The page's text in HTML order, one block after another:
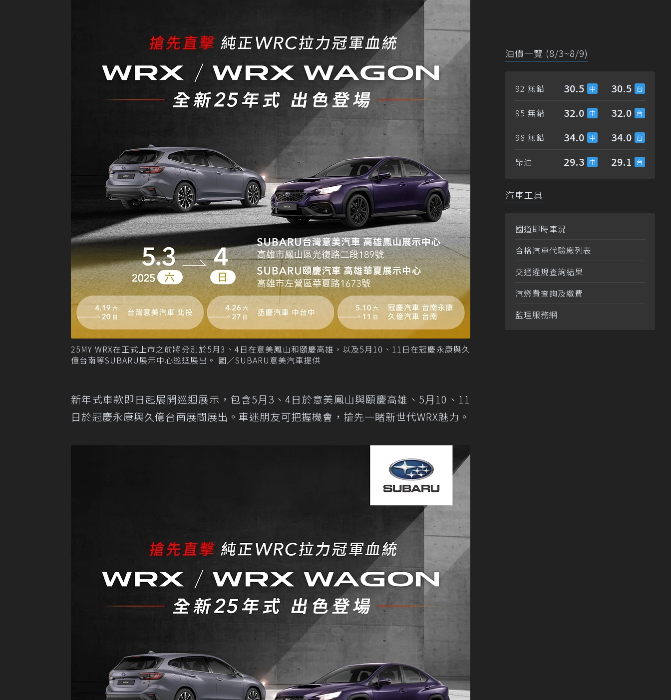
25MY WRX在正式上市之前將分別於5月3、4日在意美鳳山和頤慶高雄，以及5月10、11日在冠慶永康與久
億台南等SUBARU展示中心巡迴展出。 圖／SUBARU意美汽車提供
新年式車款即日起展開巡迴展示，包含5月3、4日於意美鳳山與頤慶高雄、5月10、11
日於冠慶永康與久億台南展間展出。車迷朋友可把握機會，搶先一睹新世代WRX魅力。
油價一覽 (8/3~8/9)
92 無鉛 30.5 30.5
95 無鉛 32.0 32.0
98 無鉛 34.0 34.0
柴油 29.3 29.1
汽車工具
國道即時車況
合格汽車代驗廠列表
交通違規查詢結果
汽燃費查詢及繳費
監理服務網